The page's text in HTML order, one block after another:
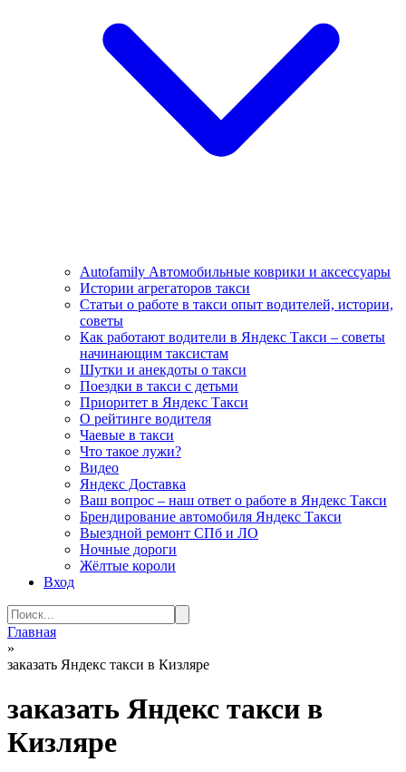
Autofamily Автомобильные коврики и аксессуары
Истории агрегаторов такси
Статьи о работе в такси опыт водителей, истории,
советы
Как работают водители в Яндекс Такси – советы
начинающим таксистам
Шутки и анекдоты о такси
Поездки в такси с детьми
Приоритет в Яндекс Такси
О рейтинге водителя
Чаевые в такси
Что такое лужи?
Видео
Яндекс Доставка
Ваш вопрос – наш ответ о работе в Яндекс Такси
Брендирование автомобиля Яндекс Такси
Выездной ремонт СПб и ЛО
Ночные дороги
Жёлтые короли
Вход
Search
for:
Главная
»
заказать Яндекс такси в Кизляре
заказать Яндекс такси в
Кизляре